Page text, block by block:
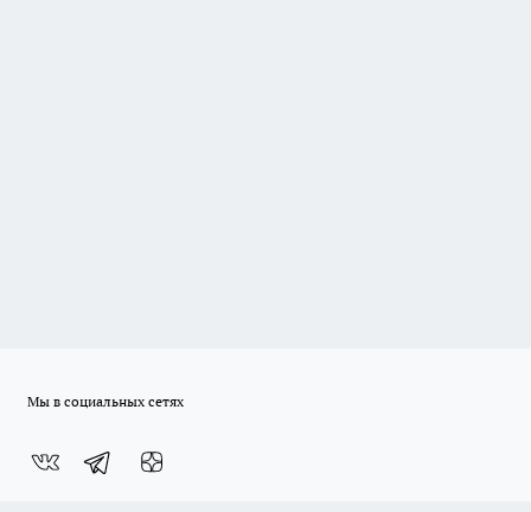
Мы в социальных сетях